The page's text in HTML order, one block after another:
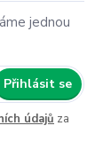
jednou
Přihlásit se
údajů za